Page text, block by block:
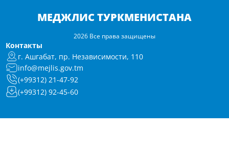
МЕДЖЛИС ТУРКМЕНИСТАНА
2026 Все права защищены
Контакты
г. Ашгабат, пр. Независимости, 110
info@mejlis.gov.tm
(+99312) 21-47-92
(+99312) 92-45-60